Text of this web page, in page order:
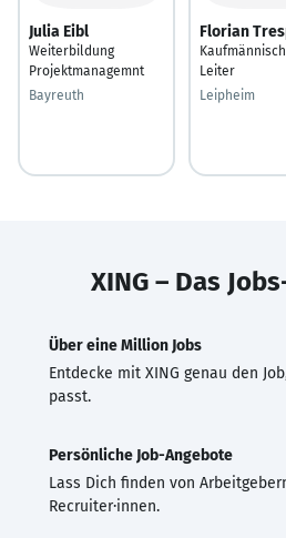
Julia Eibl
Weiterbildung
Projektmanagemnt
Bayreuth
Florian
Leiter
Leipheim
XING – Das
Über eine Million Jobs
Entdecke mit XING genau den
passt.
Persönliche Job-Angebote
Lass Dich finden von
Recruiter·innen.